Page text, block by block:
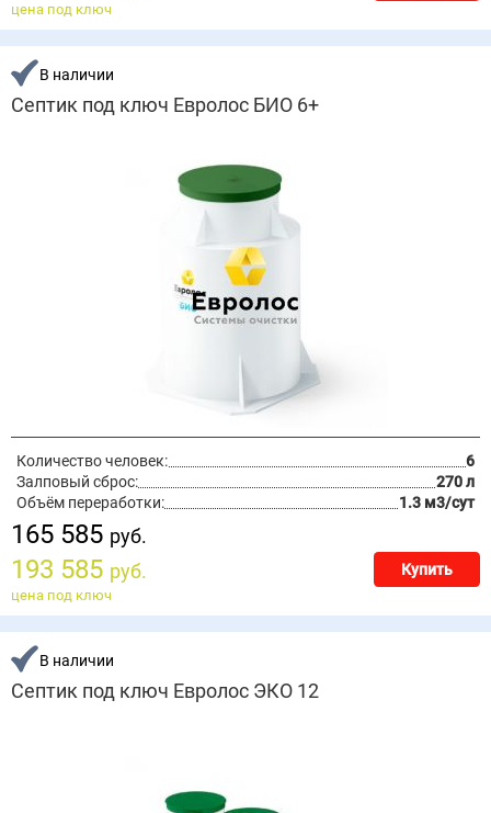
цена под ключ
В наличии
Септик под ключ Евролос БИО 6+
Количество человек:
6
Залповый сброс:
270 л
Объём переработки:
1.3 м3/сут
165 585 руб.
193 585 руб. Купить
цена под ключ
В наличии
Септик под ключ Евролос ЭКО 12